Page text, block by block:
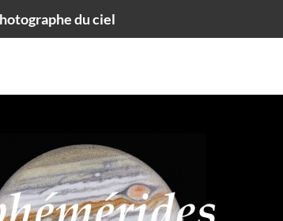
du ciel